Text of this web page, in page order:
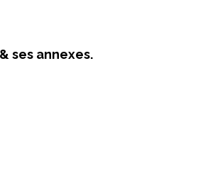
ses annexes.